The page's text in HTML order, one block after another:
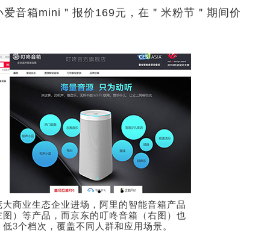
音箱mini＂报价169元，在＂米粉节＂期间价
商业生态企业进场，阿里的智能音箱产品
）等产品，而京东的叮咚音箱（右图）也
3个档次，覆盖不同人群和应用场景。